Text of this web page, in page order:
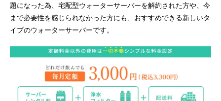
題になった為、宅配型ウォーターサーバーを解約された方や、今
まで必要性を感じられなかった方にも、おすすめできる新しいタ
イプのウォーターサーバーです。